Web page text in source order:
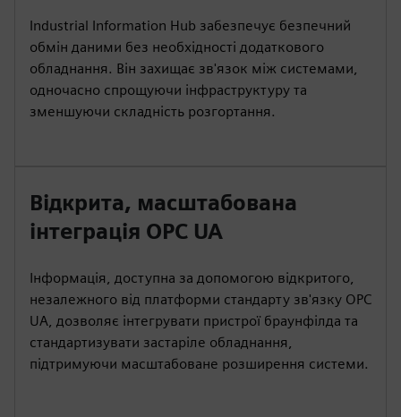
Industrial Information Hub забезпечує безпечний
обмін даними без необхідності додаткового
обладнання. Він захищає зв'язок між системами,
одночасно спрощуючи інфраструктуру та
зменшуючи складність розгортання.
Відкрита, масштабована
інтеграція OPC UA
Інформація, доступна за допомогою відкритого,
незалежного від платформи стандарту зв'язку OPC
UA, дозволяє інтегрувати пристрої браунфілда та
стандартизувати застаріле обладнання,
підтримуючи масштабоване розширення системи.